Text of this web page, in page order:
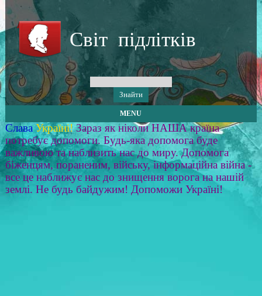
Світ підлітків
MENU
Слава Україні! Зараз як ніколи НАША країна
потребує допомоги. Будь-яка допомога буде
важливою та наблизить нас до миру. Допомога
біженцям, пораненим, війську, інформаційна війна -
все це наближує нас до знищення ворога на нашій
землі. Не будь байдужим! Допоможи Україні!